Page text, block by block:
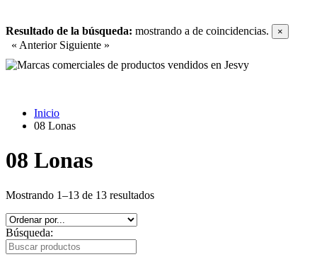
Resultado de la búsqueda: mostrando a de coincidencias. ×
« Anterior Siguiente »
Inicio
08 Lonas
08 Lonas
Mostrando 1–13 de 13 resultados
Búsqueda: